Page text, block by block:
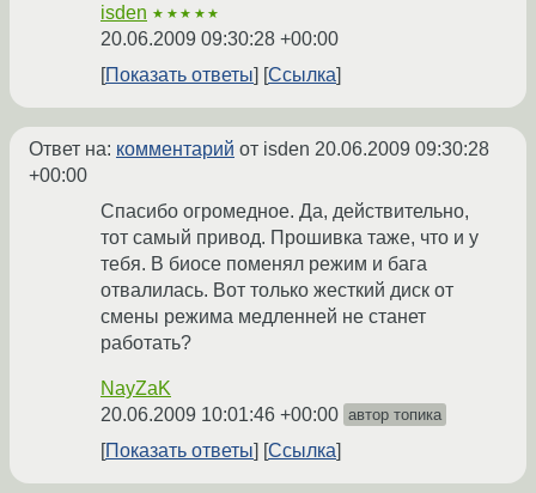
isden ★★★★★
20.06.2009 09:30:28 +00:00
Показать ответы
Ссылка
Ответ на: комментарий от isden 20.06.2009 09:30:28
+00:00
Спасибо огромедное. Да, действительно,
тот самый привод. Прошивка таже, что и у
тебя. В биосе поменял режим и бага
отвалилась. Вот только жесткий диск от
смены режима медленней не станет
работать?
NayZaK
20.06.2009 10:01:46 +00:00 автор топика
Показать ответы Ссылка